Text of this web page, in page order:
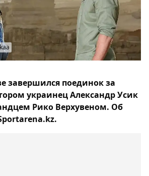
завершился поединок за
украинец Александр Усик
Рико Верхувеном. Об